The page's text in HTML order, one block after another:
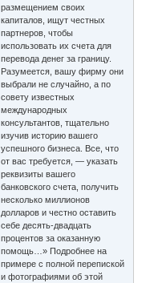
размещением своих
капиталов, ищут честных
партнеров, чтобы
использовать их счета для
перевода денег за границу.
Разумеется, вашу фирму они
выбрали не случайно, а по
совету известных
международных
консультантов, тщательно
изучив историю вашего
успешного бизнеса. Все, что
от вас требуется, — указать
реквизиты вашего
банковского счета, получить
несколько миллионов
долларов и честно оставить
себе десять-двадцать
процентов за оказанную
помощь…» Подробнее на
примере с полной перепиской
и фотографиями об этой